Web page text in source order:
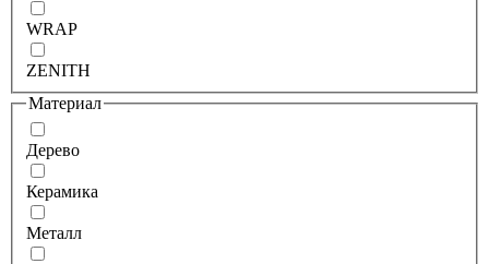
WRAP
ZENITH
Материал
Дерево
Керамика
Металл